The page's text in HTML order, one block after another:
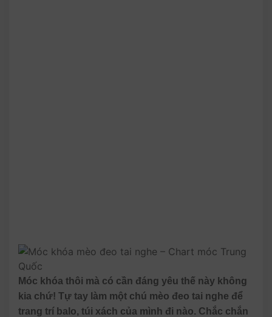
Móc khóa thôi mà có cần đáng yêu thế này không
kia chứ! Tự tay làm một chú mèo đeo tai nghe để
trang trí balo, túi xách của mình đi nào. Chắc chắn